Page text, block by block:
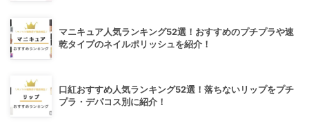
マニキュア人気ランキング52選！おすすめのプチプラや速
乾タイプのネイルポリッシュを紹介！
口紅おすすめ人気ランキング52選！落ちないリップをプチ
プラ・デパコス別に紹介！